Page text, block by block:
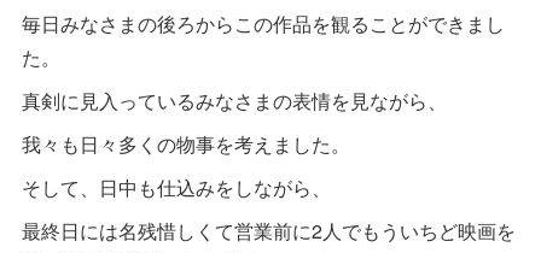
毎日みなさまの後ろからこの作品を観ることができまし
た。
真剣に見入っているみなさまの表情を見ながら、
我々も日々多くの物事を考えました。
そして、日中も仕込みをしながら、
最終日には名残惜しくて営業前に2人でもういちど映画を